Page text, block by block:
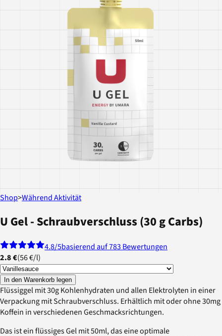
Shop>Während Aktivität
U Gel - Schraubverschluss (30 g Carbs)
4.8/5basierend auf 783 Bewertungen
2.8 €(56 €/l)
In den Warenkorb legen
Flüssiggel mit 30g Kohlenhydraten und allen Elektrolyten in einer
Verpackung mit Schraubverschluss. Erhältlich mit oder ohne 30mg
Koffein in verschiedenen Geschmacksrichtungen.
Das ist ein flüssiges Gel mit 50ml, das eine optimale